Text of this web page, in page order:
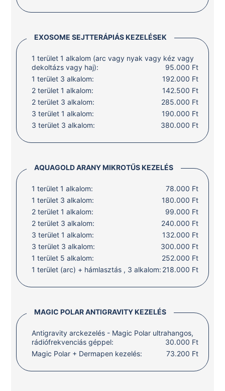
EXOSOME SEJTTERÁPIÁS KEZELÉSEK
1 terület 1 alkalom (arc vagy nyak vagy kéz vagy
dekoltázs vagy haj):
95.000 Ft
1 terület 3 alkalom:
192.000 Ft
2 terület 1 alkalom:
142.500 Ft
2 terület 3 alkalom:
285.000 Ft
3 terület 1 alkalom:
190.000 Ft
3 terület 3 alkalom:
380.000 Ft
AQUAGOLD ARANY MIKROTŰS KEZELÉS
1 terület 1 alkalom:
78.000 Ft
1 terület 3 alkalom:
180.000 Ft
2 terület 1 alkalom:
99.000 Ft
2 terület 3 alkalom:
240.000 Ft
3 terület 1 alkalom:
132.000 Ft
3 terület 3 alkalom:
300.000 Ft
1 terület 5 alkalom:
252.000 Ft
1 terület (arc) + hámlasztás , 3 alkalom: 218.000 Ft
MAGIC POLAR ANTIGRAVITY KEZELÉS
Antigravity arckezelés - Magic Polar ultrahangos,
rádiófrekvenciás géppel:
30.000 Ft
Magic Polar + Dermapen kezelés:
73.200 Ft